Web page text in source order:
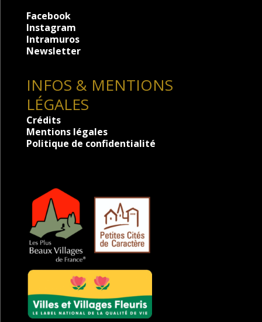
Facebook
Instagram
Intramuros
Newsletter
INFOS & MENTIONS
LÉGALES
Crédits
Mentions légales
Politique de confidentialité